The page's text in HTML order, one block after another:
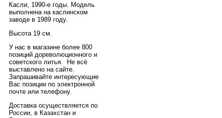
Касли, 1990-е годы. Модель
выполнена на каслинском
заводе в 1989 году.
Высота 19 см.
У нас в магазине более 800
позиций дореволюционного и
советского литья. Не всё
выставлено на сайте.
Запрашивайте интересующие
Вас позиции по электронной
почте или телефону.
Доставка осуществляется по
России, в Казахстан и